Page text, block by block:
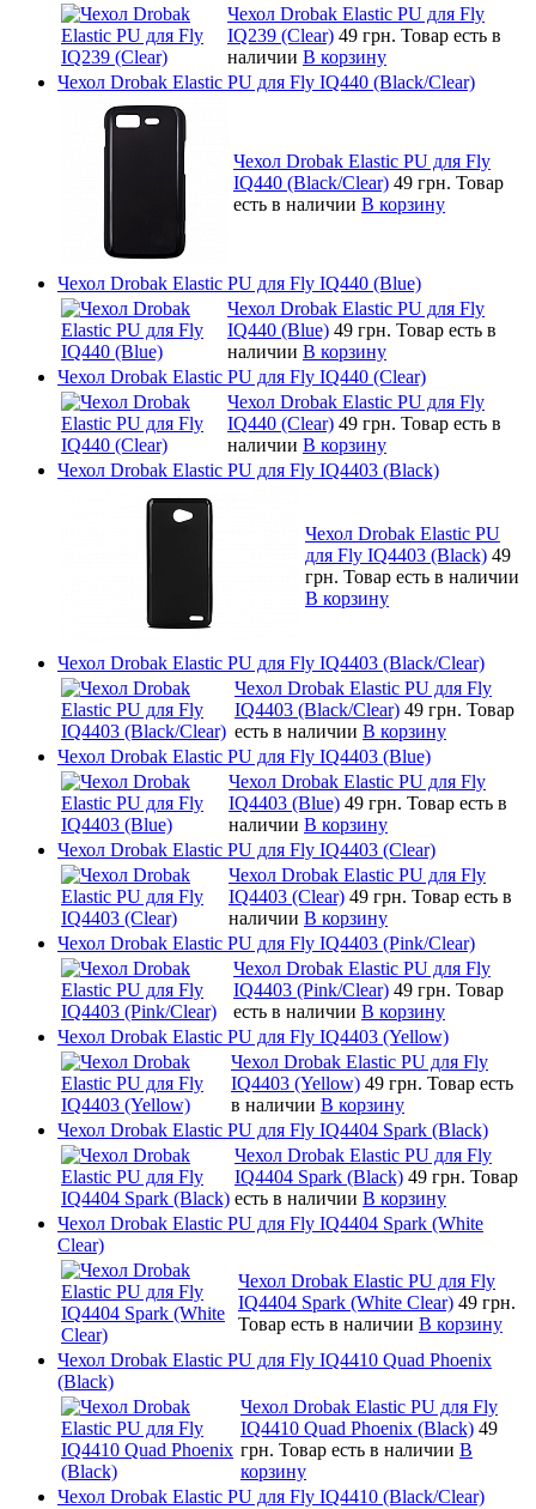
Чехол Drobak Elastic PU для Fly
IQ239 (Clear) 49 грн. Товар есть в
наличии В корзину
Чехол Drobak Elastic PU для Fly IQ440 (Black/Clear)
Чехол Drobak Elastic PU для Fly
IQ440 (Black/Clear) 49 грн. Товар
есть в наличии В корзину
Чехол Drobak Elastic PU для Fly IQ440 (Blue)
Чехол Drobak Elastic PU для Fly
IQ440 (Blue) 49 грн. Товар есть в
наличии В корзину
Чехол Drobak Elastic PU для Fly IQ440 (Clear)
Чехол Drobak Elastic PU для Fly
IQ440 (Clear) 49 грн. Товар есть в
наличии В корзину
Чехол Drobak Elastic PU для Fly IQ4403 (Black)
Чехол Drobak Elastic PU
для Fly IQ4403 (Black) 49
грн. Товар есть в наличии
В корзину
Чехол Drobak Elastic PU для Fly IQ4403 (Black/Clear)
Чехол Drobak Elastic PU для Fly
IQ4403 (Black/Clear) 49 грн. Товар
есть в наличии В корзину
Чехол Drobak Elastic PU для Fly IQ4403 (Blue)
Чехол Drobak Elastic PU для Fly
IQ4403 (Blue) 49 грн. Товар есть в
наличии В корзину
Чехол Drobak Elastic PU для Fly IQ4403 (Clear)
Чехол Drobak Elastic PU для Fly
IQ4403 (Clear) 49 грн. Товар есть в
наличии В корзину
Чехол Drobak Elastic PU для Fly IQ4403 (Pink/Clear)
Чехол Drobak Elastic PU для Fly
IQ4403 (Pink/Clear) 49 грн. Товар
есть в наличии В корзину
Чехол Drobak Elastic PU для Fly IQ4403 (Yellow)
Чехол Drobak Elastic PU для Fly
IQ4403 (Yellow) 49 грн. Товар есть
в наличии В корзину
Чехол Drobak Elastic PU для Fly IQ4404 Spark (Black)
Чехол Drobak Elastic PU для Fly
IQ4404 Spark (Black) 49 грн. Товар
есть в наличии В корзину
Чехол Drobak Elastic PU для Fly IQ4404 Spark (White
Clear)
Чехол Drobak Elastic PU для Fly
IQ4404 Spark (White Clear) 49 грн.
Товар есть в наличии В корзину
Чехол Drobak Elastic PU для Fly IQ4410 Quad Phoenix
(Black)
Чехол Drobak Elastic PU для Fly
IQ4410 Quad Phoenix (Black) 49
грн. Товар есть в наличии В
корзину
Чехол Drobak Elastic PU для Fly IQ4410 (Black/Clear)